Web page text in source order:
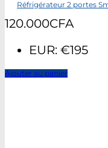
Réfrigérateur 2 portes
120.000CFA
EUR: €195
Ajouter au panier